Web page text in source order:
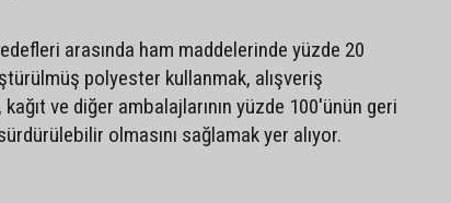
arasında ham maddelerinde yüzde 20
polyester kullanmak, alışveriş
kağıt ve diğer ambalajlarının yüzde 100'ünün geri
olmasını sağlamak yer alıyor.